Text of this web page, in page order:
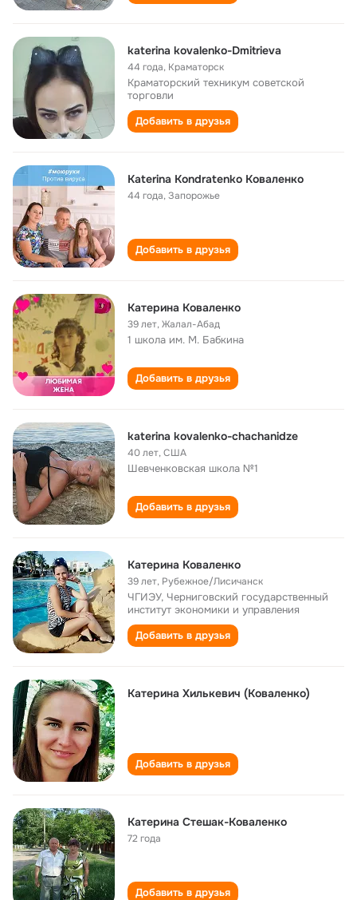
katerina kovalenko-Dmitrieva
44 года, Краматорск
Краматорский техникум советской
торговли
Добавить в друзья
Katerina Kondratenko Коваленко
44 года,Запорожье
Добавить в друзья
Катерина Коваленко
39 лет,Жалал-Абад
1 школа им. М. Бабкина
Добавить в друзья
katerina kovalenko-chachanidze
40 лет,США
Шевченковская школа №1
Добавить в друзья
Катерина Коваленко
39 лет, Рубежное/Лисичанск
ЧГИЭУ, Черниговский государственный
институт экономики и управления
Добавить в друзья
Катерина Хилькевич (Коваленко)
Добавить в друзья
Катерина Стешак-Коваленко
72 года
Добавить в друзья